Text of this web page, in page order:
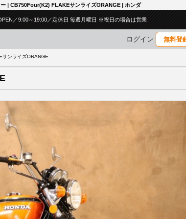
| CB750Four(K2) FLAKEサンライズORANGE | ホンダ
／9:00～19:00／定休日 毎週月曜日 ※祝日の場合は営業
ログイン 無料登
サンライズORANGE